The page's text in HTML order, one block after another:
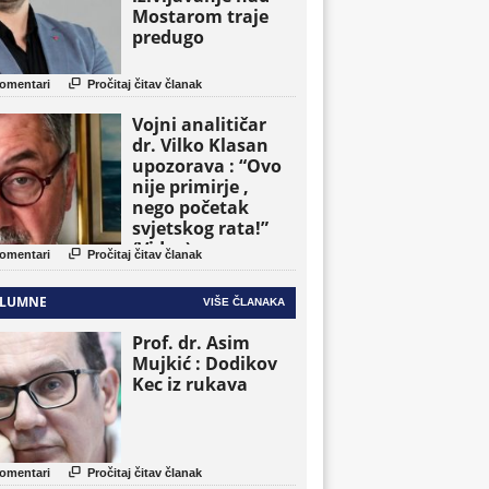
Mostarom traje
predugo
 Pročitaj čitav članak
Vojni analitičar
dr. Vilko Klasan
upozorava : “Ovo
nije primirje ,
nego početak
svjetskog rata!”
(Video)
 Pročitaj čitav članak
VIŠE ČLANAKA
Prof. dr. Asim
Mujkić : Dodikov
Kec iz rukava
 Pročitaj čitav članak